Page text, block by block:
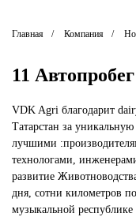
Главная Компания
11
VDK Agri благодарит
Татарстан за
лучшими
технологами,
развитие
дня, сотни километров
музыкальной